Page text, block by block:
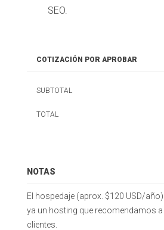
SEO.
COTIZACIÓN POR APROBAR
SUBTOTAL
TOTAL
NOTAS
El hospedaje (aprox. $120 USD/
ya un hosting que recomendamos
clientes.